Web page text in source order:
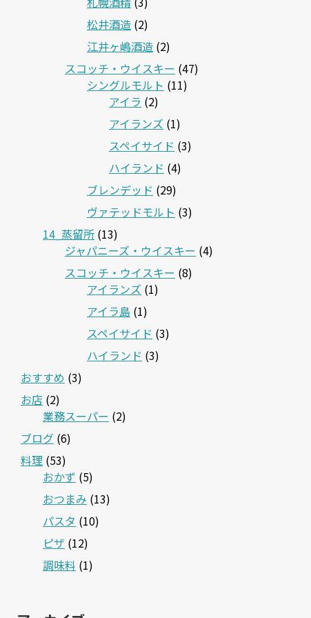
松井酒造 (2)
江井ヶ嶋酒造 (2)
スコッチ・ウイスキー (47)
シングルモルト (11)
アイラ (2)
アイランズ (1)
スペイサイド (3)
ハイランド (4)
ブレンデッド (29)
ヴァテッドモルト (3)
14_蒸留所 (13)
ジャパニーズ・ウイスキー (4)
スコッチ・ウイスキー (8)
アイランズ (1)
アイラ島 (1)
スペイサイド (3)
ハイランド (3)
おすすめ (3)
お店 (2)
業務スーパー (2)
ブログ (6)
料理 (53)
おかず (5)
おつまみ (13)
パスタ (10)
ピザ (12)
調味料 (1)